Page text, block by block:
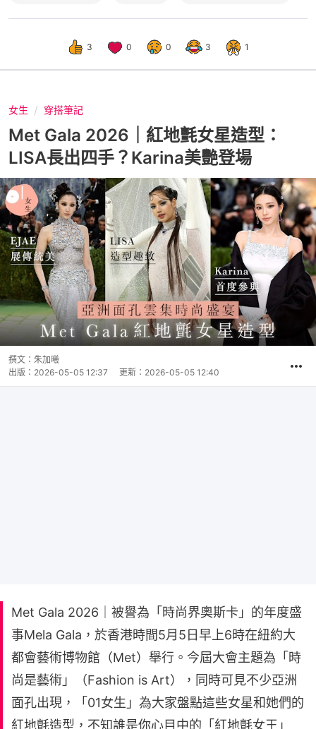
3 0 0 3 1
女生 穿搭筆記
Met Gala 2026｜紅地氈女星造型：
LISA長出四手？Karina美艷登場
撰文： 朱加曦
出版： 2026-05-05 12:37 更新： 2026-05-05 12:40
Met Gala 2026｜被譽為「時尚界奧斯卡」的年度盛
事Mela Gala，於香港時間5月5日早上6時在紐約大
都會藝術博物館（Met）舉行。今屆大會主題為「時
尚是藝術」（Fashion is Art），同時可見不少亞洲
面孔出現，「01女生」為大家盤點這些女星和她們的
紅地氈造型，不知誰是你心目中的「紅地氈女王」